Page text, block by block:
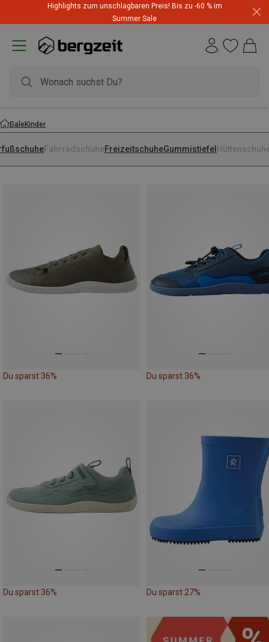
Highlights zum unschlagbaren Preis! Bis zu -60 % im
Summer Sale
SaleKinder
FahrradschuheFreizeitschuheGummistiefel
Du sparst 36% Du sparst 36%
Du sparst 36% Du sparst 27%